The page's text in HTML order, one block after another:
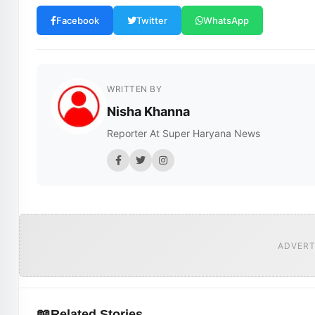
Facebook Twitter WhatsApp
WRITTEN BY
Nisha Khanna
Reporter At Super Haryana News